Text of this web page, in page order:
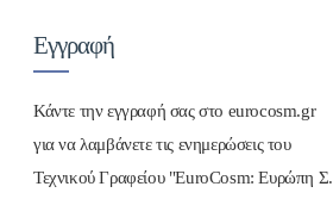
Εγγραφή
Κάντε την εγγραφή σας στο eurocosm.gr
για να λαμβάνετε τις ενημερώσεις του
Τεχνικού Γραφείου "EuroCosm: Ευρώπη Σ.